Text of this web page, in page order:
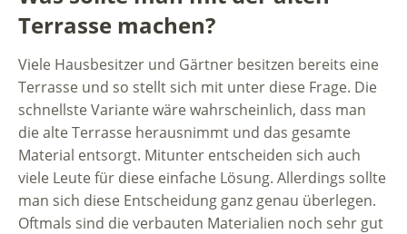
Terrasse machen?
Viele Hausbesitzer und Gärtner besitzen bereits eine
Terrasse und so stellt sich mit unter diese Frage. Die
schnellste Variante wäre wahrscheinlich, dass man
die alte Terrasse herausnimmt und das gesamte
Material entsorgt. Mitunter entscheiden sich auch
viele Leute für diese einfache Lösung. Allerdings sollte
man sich diese Entscheidung ganz genau überlegen.
Oftmals sind die verbauten Materialien noch sehr gut